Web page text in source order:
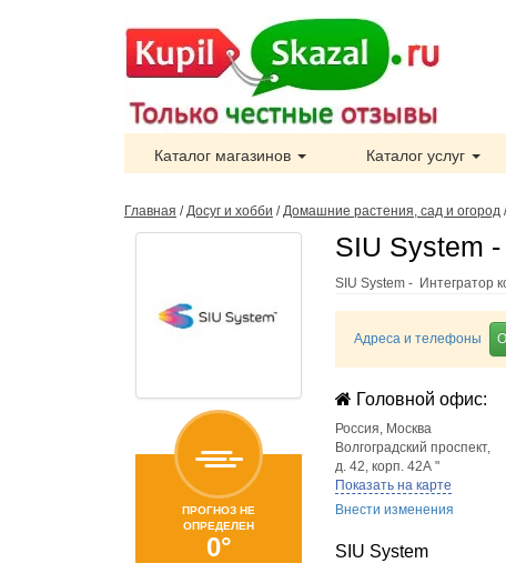
Каталог магазинов Каталог услуг
Главная /Досуг и хобби /Домашние растения, сад и огород
ПРОГНОЗ НЕ
ОПРЕДЕЛЕН
0°
SIU System
SIU System - Интегратор
Адреса и телефоны
Головной офис:
Россия, Москва
Волгоградский проспект,
д. 42, корп. 42А "
Показать на карте
Внести изменения
SIU System